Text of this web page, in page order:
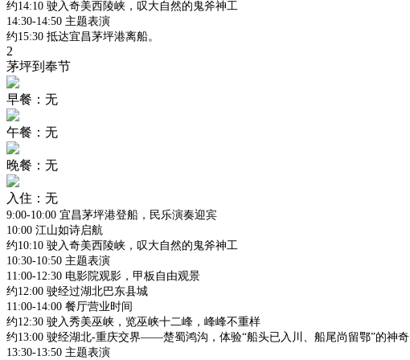
约14:10 驶入奇美西陵峡，叹大自然的鬼斧神工
14:30-14:50 主题表演
约15:30 抵达宜昌茅坪港离船。
2
茅坪到奉节
早餐：无
午餐：无
晚餐：无
入住：无
9:00-10:00 宜昌茅坪港登船，民乐演奏迎宾
10:00 江山如诗启航
约10:10 驶入奇美西陵峡，叹大自然的鬼斧神工
10:30-10:50 主题表演
11:00-12:30 电影院观影，甲板自由观景
约12:00 驶经过湖北巴东县城
11:00-14:00 餐厅营业时间
约12:30 驶入秀美巫峡，览巫峡十二峰，峰峰不重样
约13:00 驶经湖北-重庆交界——楚蜀鸿沟，体验“船头已入川、船尾尚留鄂”的神奇
13:30-13:50 主题表演